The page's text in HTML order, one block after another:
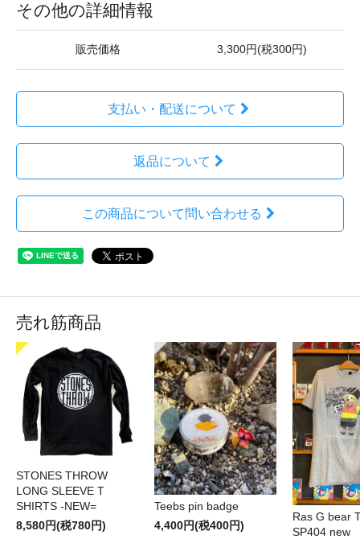
その他の詳細情報
販売価格 3,300円(税300円)
支払い・配送について
返品について
この商品について問い合わせる
売れ筋商品
STONES THROW
LONG SLEEVE T
SHIRTS -NEW=
8,580円(税780円)
Teebs pin badge
4,400円(税400円)
Ras G bear
SP404 new